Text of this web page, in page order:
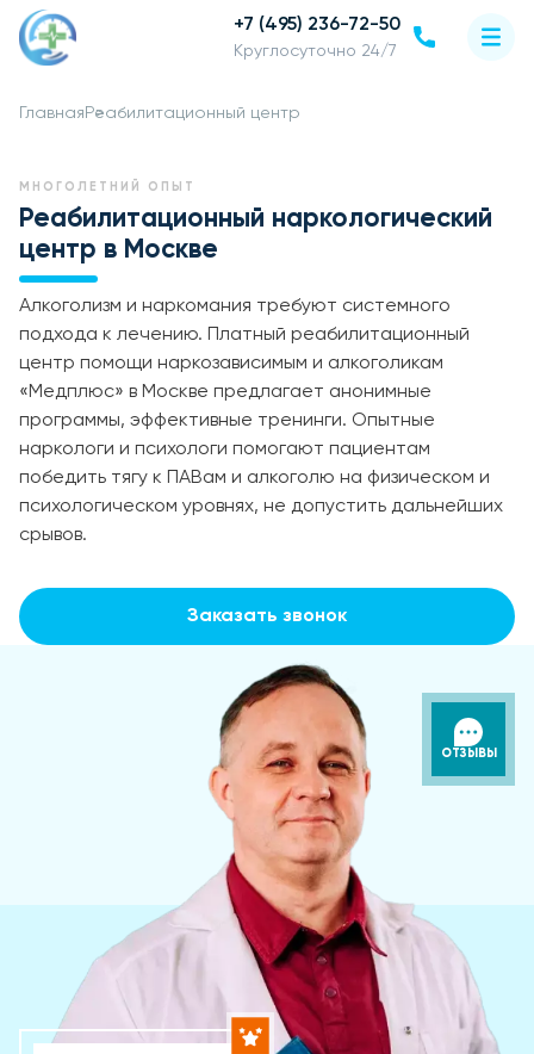
+7 (495) 236-72-50
Круглосуточно 24/7
Главная Реабилитационный центр
МНОГОЛЕТНИЙ ОПЫТ
Реабилитационный наркологический
центр в Москве
Алкоголизм и наркомания требуют системного
подхода к лечению. Платный реабилитационный
центр помощи наркозависимым и алкоголикам
«Медплюс» в Москве предлагает анонимные
программы, эффективные тренинги. Опытные
наркологи и психологи помогают пациентам
победить тягу к ПАВам и алкоголю на физическом и
психологическом уровнях, не допустить дальнейших
срывов.
Заказать звонок
ОТЗЫВЫ